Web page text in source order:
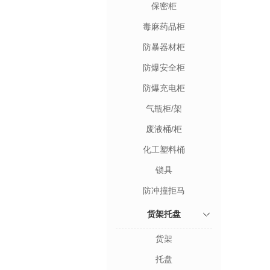
保密柜
毒麻药品柜
防暴器材柜
防爆安全柜
防爆充电柜
气瓶柜/架
废液桶/柜
化工塑料桶
锁具
防冲撞拒马
货架托盘
货架
托盘